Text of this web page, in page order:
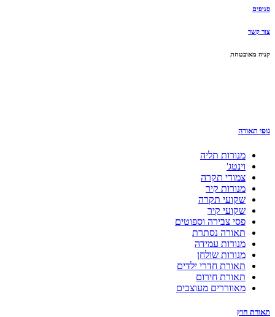
סניפים
צור קשר
קניה מאובטחת
גופי תאורה
מנורות תליה
וינטג'
צמודי תקרה
מנורות קיר
שקועי תקרה
שקועי קיר
פסי צבירה וספוטים
תאורה נסתרת
מנורות עמידה
מנורות שולחן
תאורת חדרי ילדים
תאורת חירום
מאווררים מעוצבים
תאורת חוץ